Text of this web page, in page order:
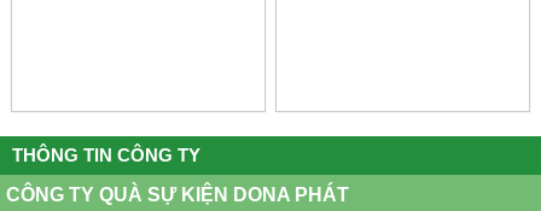
THÔNG TIN CÔNG TY
CÔNG TY QUÀ SỰ KIỆN DONA PHÁT